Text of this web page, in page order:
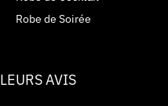
Robe de Soirée
LEURS AVIS